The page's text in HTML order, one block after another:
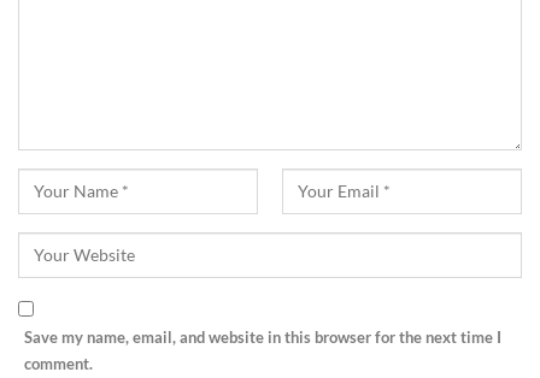
Save my name, email, and website in this browser for the next time I
comment.